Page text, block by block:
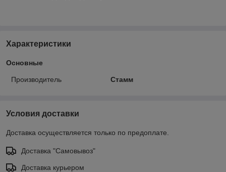
Характеристики
Основные
Производитель Стамм
Условия доставки
Доставка осуществляется только по предоплате.
Доставка "Самовывоз"
Доставка курьером